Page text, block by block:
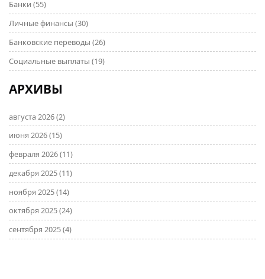
Банки (55)
Личные финансы (30)
Банковские переводы (26)
Социальные выплаты (19)
АРХИВЫ
августа 2026(2)
июня 2026(15)
февраля 2026(11)
декабря 2025(11)
ноября 2025(14)
октября 2025(24)
сентября 2025(4)